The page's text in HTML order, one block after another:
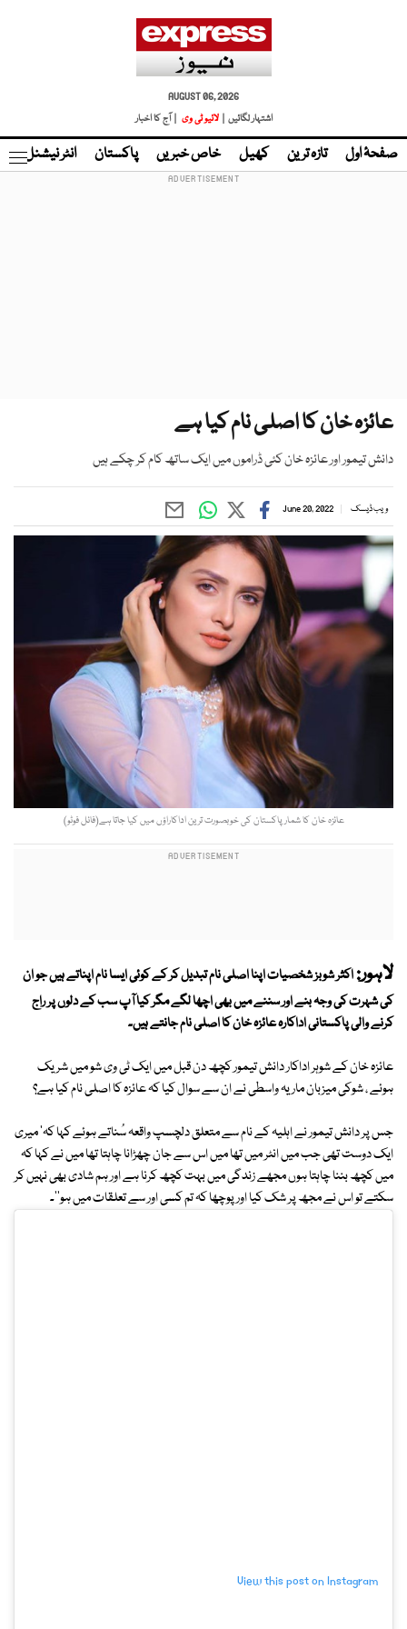
AUGUST 06, 2026
اشتہار لگائیں |
لائیو ٹی وی | آج کا اخبار
صفحۂ اول تازہ ترین کھیل خاص خبریں پاکستان انٹر نیشنل
عائزہ خان کا اصلی نام کیا ہے
دانش تیمور اور عائزہ خان کئی ڈراموں میں ایک ساتھ کام کر چکے ہیں
ویب ڈیسک June 20, 2022
عائزہ خان کا شمار پاکستان کی خوبصورت ترین اداکاراؤں میں کیا جاتا ہے(فائل فوٹو)
لاہور:اکثر شوبز شخصیات اپنا اصلی نام تبدیل کر کے کوئی ایسا نام اپناتے ہیں جو ان
کی شہرت کی وجہ بنے اور سننے میں بھی اچھا لگے مگر کیا آپ سب کے دلوں پر راج
کرنے والی پاکستانی اداکارہ عائزہ خان کا اصلی نام جانتے ہیں۔
عائزہ خان کے شوہر اداکار دانش تیمور کچھ دن قبل میں ایک ٹی وی شو میں شریک
ہوئے ، شوکی میزبان ماریہ واسطی نے ان سے سوال کیا کہ عائزہ کا اصلی نام کیا ہے؟
جس پر دانش تیمور نے اہلیہ کے نام سے متعلق دلچسپ واقعہ سُناتے ہوئے کہا کہ' میری
ایک دوست تھی جب میں انٹر میں تھا میں اس سے جان چھڑانا چاہتا تھا میں نے کہا کہ
میں کچھ بننا چاہتا ہوں مجھے زندگی میں بہت کچھ کرنا ہے اور ہم شادی بھی نہیں کر
سکتے تو اس نے مجھ پر شک کیا اور پوچھا کہ تم کسی اور سے تعلقات میں ہو''۔
View this post on Instagram